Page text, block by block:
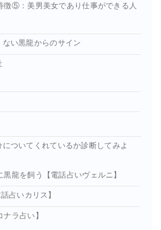
徴⑤：美男美女であり仕事ができる人
い黒龍からのサイン
ついてくれているか診断してみよ
龍を飼う【電話占いヴェルニ】
占いカリス】
ラ占い】